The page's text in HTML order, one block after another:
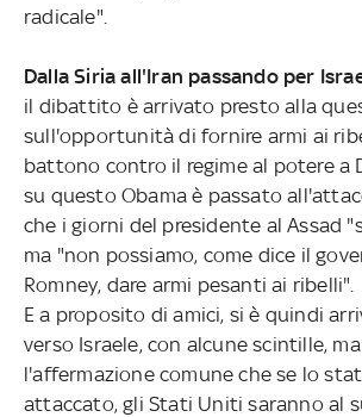
radicale".
Dalla Siria all'Iran passando per
il dibattito è arrivato presto alla
sull'opportunità di fornire armi ai
battono contro il regime al potere a
su questo Obama è passato
che i giorni del presidente al Assad
ma "non possiamo, come dice il
Romney, dare armi pesanti ai ribelli".
E a proposito di amici, si è quindi
verso Israele, con alcune scintille,
l'affermazione comune che se lo
attaccato, gli Stati Uniti saranno al